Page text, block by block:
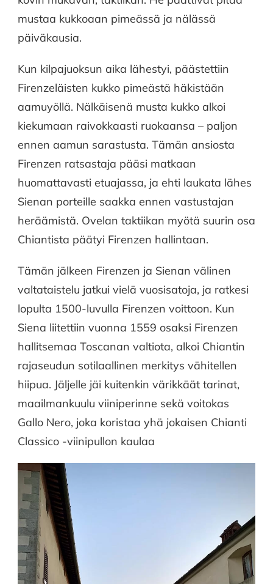
mustaa kukkoaan pimeässä ja nälässä
päiväkausia.
Kun kilpajuoksun aika lähestyi, päästettiin
Firenzeläisten kukko pimeästä häkistään
aamuyöllä. Nälkäisenä musta kukko alkoi
kiekumaan raivokkaasti ruokaansa – paljon
ennen aamun sarastusta. Tämän ansiosta
Firenzen ratsastaja pääsi matkaan
huomattavasti etuajassa, ja ehti laukata lähes
Sienan porteille saakka ennen vastustajan
heräämistä. Ovelan taktiikan myötä suurin osa
Chiantista päätyi Firenzen hallintaan.
Tämän jälkeen Firenzen ja Sienan välinen
valtataistelu jatkui vielä vuosisatoja, ja ratkesi
lopulta 1500-luvulla Firenzen voittoon. Kun
Siena liitettiin vuonna 1559 osaksi Firenzen
hallitsemaa Toscanan valtiota, alkoi Chiantin
rajaseudun sotilaallinen merkitys vähitellen
hiipua. Jäljelle jäi kuitenkin värikkäät tarinat,
maailmankuulu viiniperinne sekä voitokas
Gallo Nero, joka koristaa yhä jokaisen Chianti
Classico -viinipullon kaulaa